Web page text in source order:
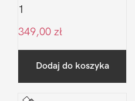
1
349,00 zł
Dodaj do koszyka